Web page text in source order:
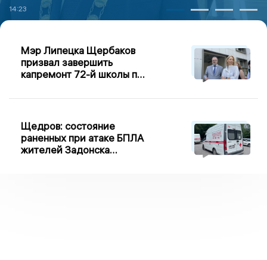
14:23
Мэр Липецка Щербаков
призвал завершить
капремонт 72-й школы по
Щедров: состояние
раненных при атаке БПЛА
жителей Задонска